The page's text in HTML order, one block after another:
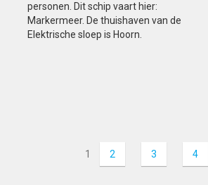
personen. Dit schip vaart hier:
Markermeer. De thuishaven van de
Elektrische sloep is Hoorn.
1 2 3 4